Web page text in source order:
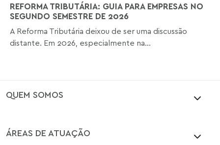
REFORMA TRIBUTÁRIA: GUIA PARA EMPRESAS NO
SEGUNDO SEMESTRE DE 2026
A Reforma Tributária deixou de ser uma discussão
distante. Em 2026, especialmente na...
QUEM SOMOS
ÁREAS DE ATUAÇÃO